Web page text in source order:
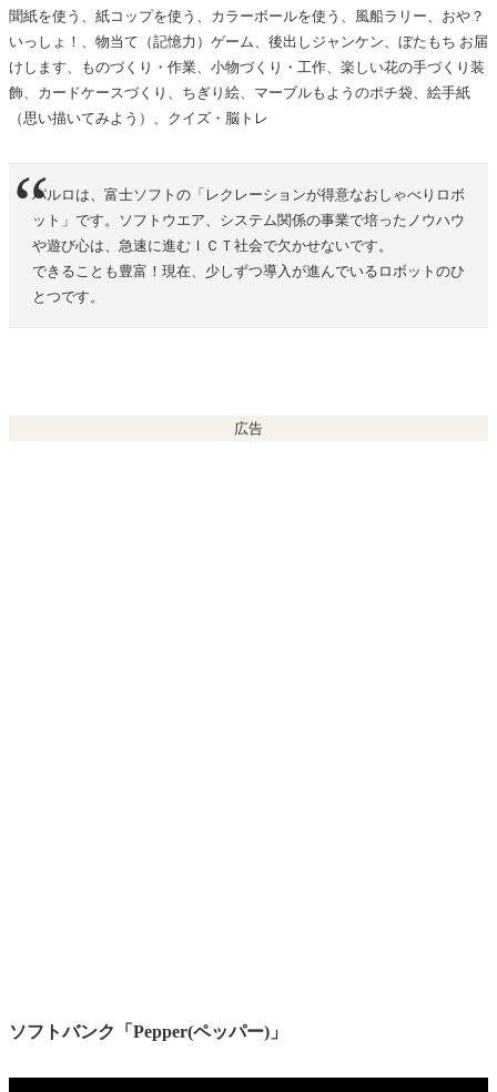
聞紙を使う、紙コップを使う、カラーボールを使う、風船ラリー、おや？
いっしょ！、物当て（記憶力）ゲーム、後出しジャンケン、ぼたもち お届
けします、ものづくり・作業、小物づくり・工作、楽しい花の手づくり装
飾、カードケースづくり、ちぎり絵、マーブルもようのポチ袋、絵手紙
（思い描いてみよう）、クイズ・脳トレ
パルロは、富士ソフトの「レクレーションが得意なおしゃべりロボ
ット」です。ソフトウエア、システム関係の事業で培ったノウハウ
や遊び心は、急速に進むＩＣＴ社会で欠かせないです。
できることも豊富！現在、少しずつ導入が進んでいるロボットのひ
とつです。
広告
ソフトバンク「Pepper(ペッパー)」